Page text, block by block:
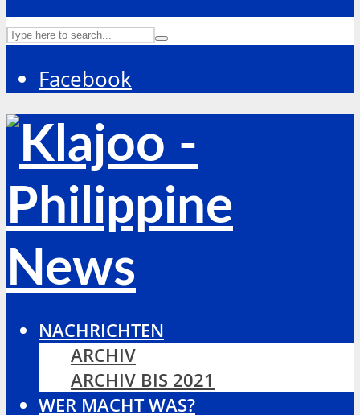
Facebook
NACHRICHTEN
ARCHIV
ARCHIV BIS 2021
WER MACHT WAS?